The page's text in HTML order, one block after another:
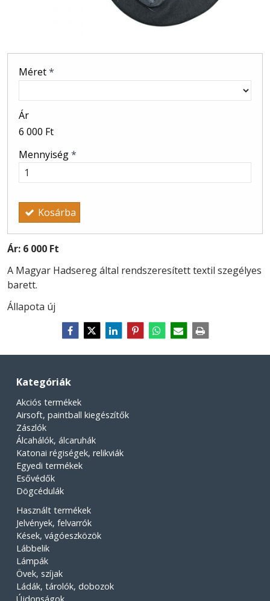
Méret*
Ár
6 000 Ft
Mennyiség*
Kosárba
Ár: 6 000 Ft
A Magyar Hadsereg által rendszeresített textil szegélyes
barett.
Állapota új
Kategóriák
Akciós termékek
Airsoft, paintball kiegészítők
Zászlók
Álcahálók, álcaruhák
Katonai régiségek, relikviák
Egyedi termékek
Esővédők
Dögcédulák
Használt termékek
Jelvények, felvarrók
Kések, vágóeszközök
Lábbelik
Lámpák
Övek, szíjak
Ládák, tárolók, dobozok
Újdonságok